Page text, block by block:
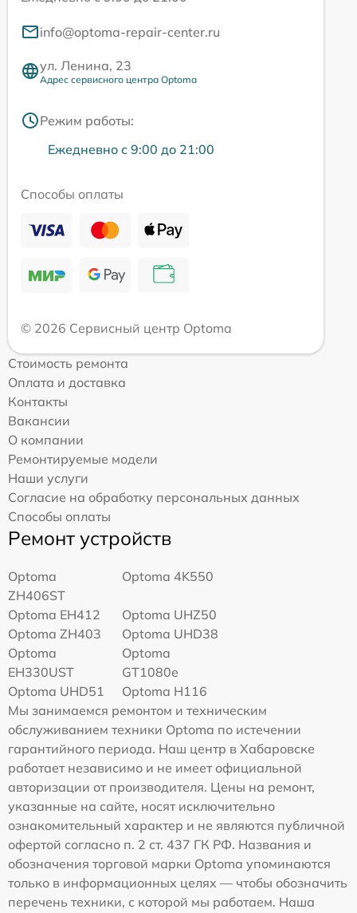
info@optoma-repair-center.ru
ул. Ленина, 23
Адрес сервисного центра Optoma
Режим работы:
Ежедневно с 9:00 до 21:00
Способы оплаты
© 2026 Сервисный центр Optoma
Стоимость ремонта
Оплата и доставка
Контакты
Вакансии
О компании
Ремонтируемые модели
Наши услуги
Согласие на обработку персональных данных
Способы оплаты
Ремонт устройств
Optoma
ZH406ST
Optoma 4K550
Optoma EH412
Optoma UHZ50
Optoma ZH403
Optoma UHD38
Optoma
EH330UST
Optoma
GT1080e
Optoma UHD51
Optoma H116
Мы занимаемся ремонтом и техническим
обслуживанием техники Optoma по истечении
гарантийного периода. Наш центр в Хабаровске
работает независимо и не имеет официальной
авторизации от производителя. Цены на ремонт,
указанные на сайте, носят исключительно
ознакомительный характер и не являются публичной
офертой согласно п. 2 ст. 437 ГК РФ. Названия и
обозначения торговой марки Optoma упоминаются
только в информационных целях — чтобы обозначить
перечень техники, с которой мы работаем. Наша